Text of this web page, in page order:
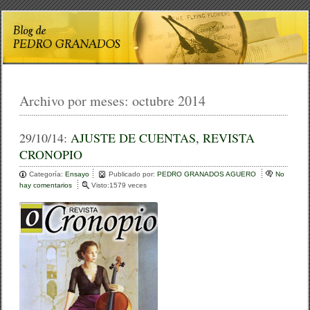
Archivo por meses:octubre 2014
29/10/14:AJUSTE DE CUENTAS, REVISTA
CRONOPIO
Categoría:Ensayo Publicado por:PEDRO GRANADOS AGUERO
No
hay comentarios
A
J
U
S
T
E
D
E
C
U
Visto:1579 veces